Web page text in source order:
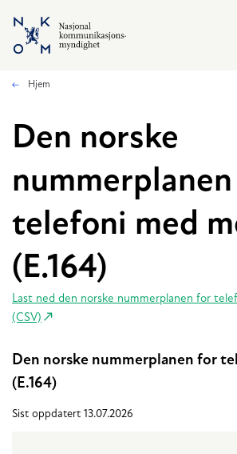
Hopp til hovedinnhold
Hjem
Den norske
telefoni med
(E.164)
Last ned den norske nummerplanen for
(CSV)
Den norske nummerplanen for
(E.164)
Sist oppdatert 13.07.2026